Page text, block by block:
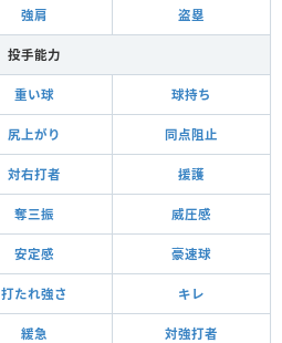
強肩 盗塁
投手能力
重い球 球持ち
尻上がり 同点阻止
対右打者 援護
奪三振 威圧感
安定感 豪速球
打たれ強さ キレ
緩急 対強打者